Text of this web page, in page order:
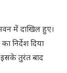
में दाखिल हुए।
निर्देश दिया
तुरंत बाद